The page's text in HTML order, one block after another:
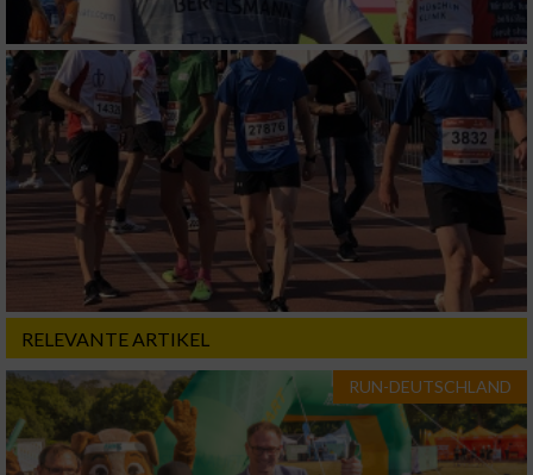
RELEVANTE ARTIKEL
RUN-DEUTSCHLAND
verschiedenen Quellen
Entwicklung und Verbesserung der Angebote
Verwendung reduzierter Daten zur Auswahl
von Inhalten
IAB-Besonderheiten:
Verwendung genauer Standortdaten
Geräte anhand von aktiv angeforderten
Informationen identifizieren
Nicht-IAB-Verarbeitungszwecke:
Notwendig